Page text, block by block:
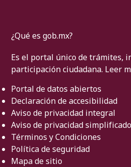
¿Qué es gob.mx?
Es el portal único de trámites,
participación ciudadana. Leer
Portal de datos abiertos
Declaración de accesibilidad
Aviso de privacidad integral
Aviso de privacidad simplificado
Términos y Condiciones
Política de seguridad
Mapa de sitio